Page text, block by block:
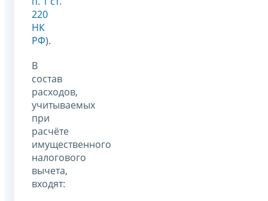
220
НК
РФ).
В
состав
расходов,
учитываемых
при
расчёте
имущественного
налогового
вычета,
входят: